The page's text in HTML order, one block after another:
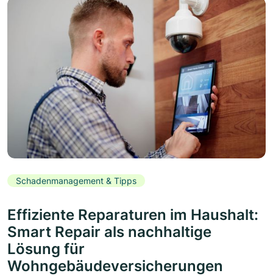
Schadenmanagement & Tipps
Effiziente Reparaturen im Haushalt:
Smart Repair als nachhaltige
Lösung für
Wohngebäudeversicherungen